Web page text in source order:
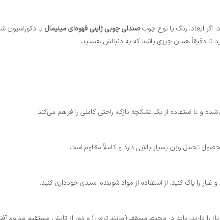
ابعاد، رنگ یا نوع چوبصندلی چوبی ژاپنی قهوه‌ای مینیمال با دکوراسیون
تا دقیقاً همان چیزی باشد که به دنبالش هستید.
و با استفاده از یک تشکچه نازک، راحتی کاملی را فراهم می‌کند.
را پاک کنید. از استفاده از مواد شوینده اسیدی خودداری کنید.